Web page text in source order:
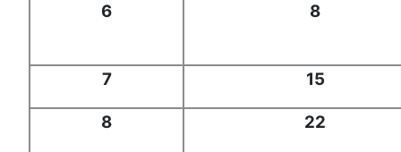
6 8
7 15
8 22